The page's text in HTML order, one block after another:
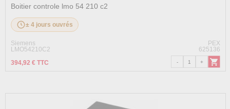
Boitier controle lmo 54 210 c2
± 4 jours ouvrés
Siemens
PEX
LMO54210C2
625136
394,92 € TTC